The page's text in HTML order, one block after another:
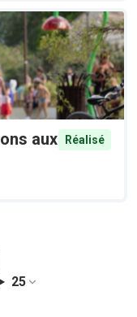
aux
Réalisé
25